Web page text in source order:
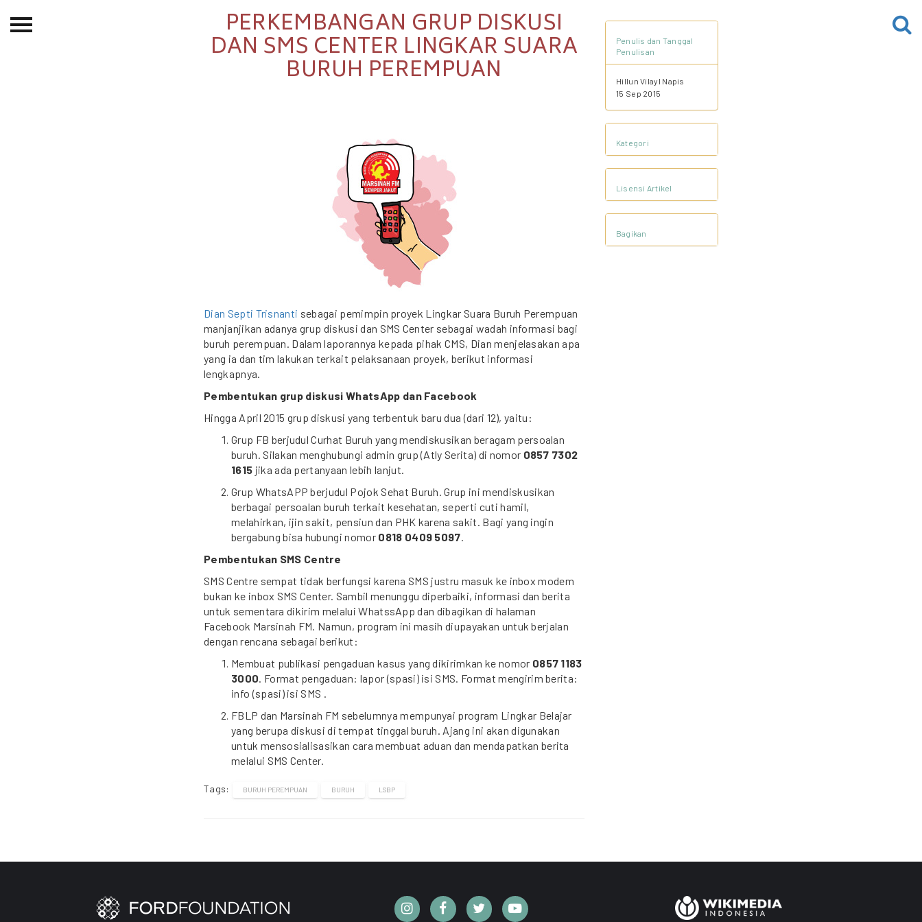
Beranda PERKEMBANGAN GRUP DISKUSI
DAN SMS CENTER LINGKAR SUARA
BURUH PEREMPUAN
Dian Septi Trisnanti sebagai pemimpin proyek Lingkar Suara Buruh Perempuan
manjanjikan adanya grup diskusi dan SMS Center sebagai wadah informasi bagi
buruh perempuan. Dalam laporannya kepada pihak CMS, Dian menjelasakan apa
yang ia dan tim lakukan terkait pelaksanaan proyek, berikut informasi
lengkapnya.
Pembentukan grup diskusi WhatsApp dan Facebook
Hingga April 2015 grup diskusi yang terbentuk baru dua (dari 12), yaitu:
Grup FB berjudul Curhat Buruh yang mendiskusikan beragam persoalan
buruh. Silakan menghubungi admin grup (Atly Serita) di nomor 0857 7302
1615 jika ada pertanyaan lebih lanjut.
Grup WhatsAPP berjudul Pojok Sehat Buruh. Grup ini mendiskusikan
berbagai persoalan buruh terkait kesehatan, seperti cuti hamil,
melahirkan, ijin sakit, pensiun dan PHK karena sakit. Bagi yang ingin
bergabung bisa hubungi nomor 0818 0409 5097.
Pembentukan SMS Centre
SMS Centre sempat tidak berfungsi karena SMS justru masuk ke inbox modem
bukan ke inbox SMS Center. Sambil menunggu diperbaiki, informasi dan berita
untuk sementara dikirim melalui WhatssApp dan dibagikan di halaman
Facebook Marsinah FM. Namun, program ini masih diupayakan untuk berjalan
dengan rencana sebagai berikut:
Membuat publikasi pengaduan kasus yang dikirimkan ke nomor 0857 1183
3000. Format pengaduan: lapor (spasi) isi SMS. Format mengirim berita:
info (spasi) isi SMS .
FBLP dan Marsinah FM sebelumnya mempunyai program Lingkar Belajar
yang berupa diskusi di tempat tinggal buruh. Ajang ini akan digunakan
untuk mensosialisasikan cara membuat aduan dan mendapatkan berita
melalui SMS Center.
Tags: BURUH PEREMPUAN BURUH LSBP
Penulis dan Tanggal
Penulisan
Hillun Vilayl Napis
15 Sep 2015
Kategori
Lisensi Artikel
Bagikan